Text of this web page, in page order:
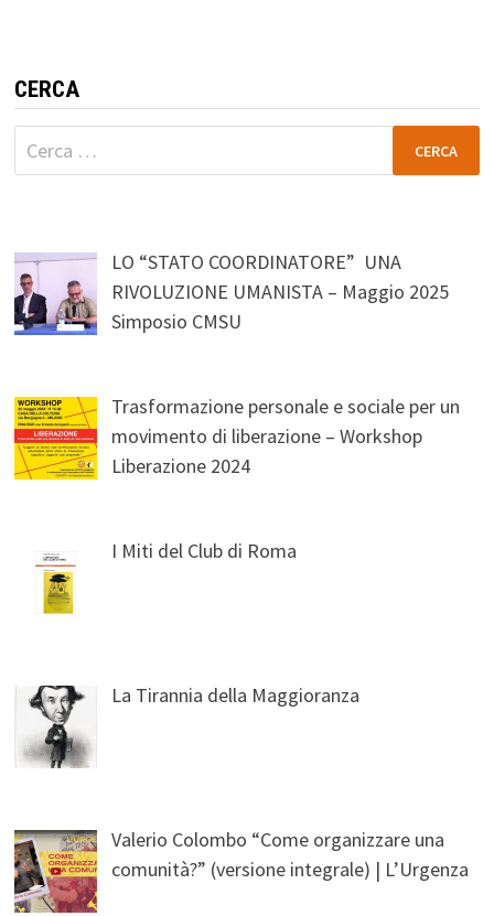
CERCA
Ricerca
per:
LO “STATO COORDINATORE” UNA
RIVOLUZIONE UMANISTA – Maggio 2025
Simposio CMSU
Trasformazione personale e sociale per un
movimento di liberazione – Workshop
Liberazione 2024
I Miti del Club di Roma
La Tirannia della Maggioranza
Valerio Colombo “Come organizzare una
comunità?” (versione integrale) | L’Urgenza